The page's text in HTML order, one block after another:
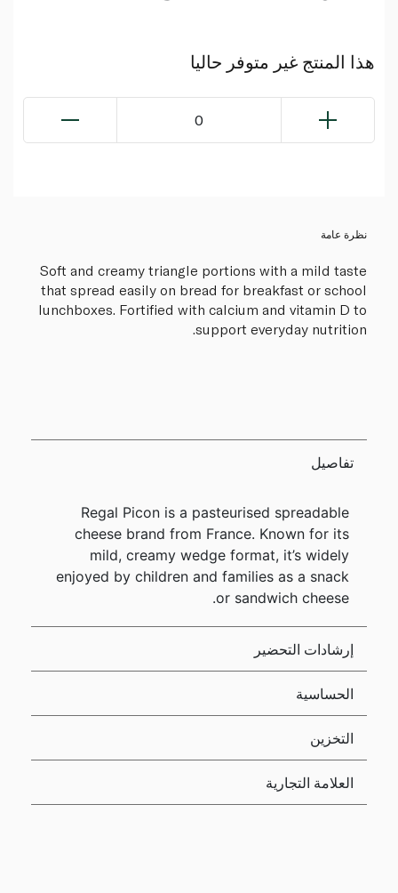
هذا المنتج غير متوفر حاليا
0
نظرة عامة
Soft and creamy triangle portions with a mild taste
that spread easily on bread for breakfast or school
lunchboxes. Fortified with calcium and vitamin D to
support everyday nutrition.
تفاصيل
Regal Picon is a pasteurised spreadable
cheese brand from France. Known for its
mild, creamy wedge format, it’s widely
enjoyed by children and families as a snack
or sandwich cheese.
إرشادات التحضير
الحساسية
التخزين
العلامة التجارية